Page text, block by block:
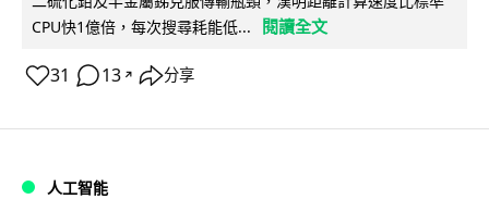
CPU快1億倍，每次搜尋耗能低...
閱讀全文
31 13 ↗ 分享
人工智能